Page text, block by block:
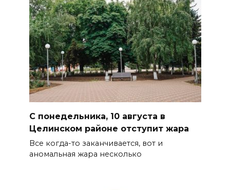
С понедельника, 10 августа в
Целинском районе отступит жара
Все когда-то заканчивается, вот и
аномальная жара несколько